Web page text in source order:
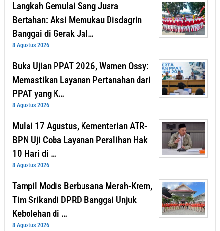
Langkah Gemulai Sang Juara
Bertahan: Aksi Memukau Disdagrin
Banggai di Gerak Jal…
8 Agustus 2026
Buka Ujian PPAT 2026, Wamen Ossy:
Memastikan Layanan Pertanahan dari
PPAT yang K…
8 Agustus 2026
Mulai 17 Agustus, Kementerian ATR-
BPN Uji Coba Layanan Peralihan Hak
10 Hari di …
8 Agustus 2026
Tampil Modis Berbusana Merah-Krem,
Tim Srikandi DPRD Banggai Unjuk
Kebolehan di …
8 Agustus 2026